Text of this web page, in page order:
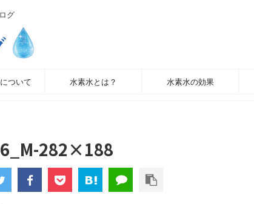
グ
ついて 水素水とは？ 水素水の効果
282×188